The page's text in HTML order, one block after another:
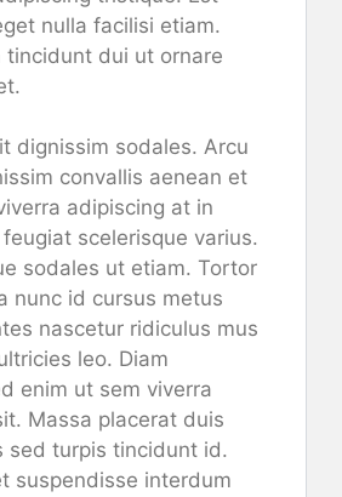
nulla facilisi etiam.
tincidunt dui ut ornare
dignissim sodales. Arcu
convallis aenean et
adipiscing at in
scelerisque varius.
sodales ut etiam. Tortor
nunc id cursus metus
nascetur ridiculus mus
leo. Diam
enim ut sem viverra
Massa placerat duis
sed turpis tincidunt id.
suspendisse interdum